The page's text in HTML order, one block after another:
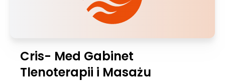
Cris- Med Gabinet
Tlenoterapii i Masażu